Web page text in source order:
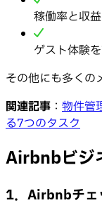
稼働率と収
ゲスト体験
その他にも多くの
関連記事 ： 物件管
る7つのタスク
Airbnbビジ
1． Airbnbチェ